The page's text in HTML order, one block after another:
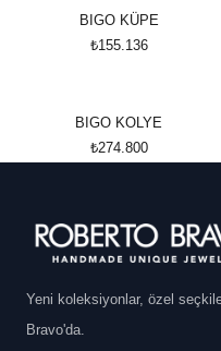
BIGO KÜPE
₺155.136
BIGO KOLYE
₺274.800
Yeni koleksiyonlar, özel
Bravo'da.